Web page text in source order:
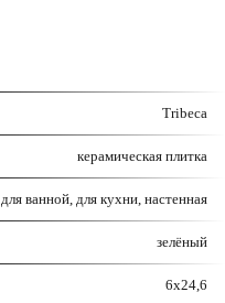
Tribeca
керамическая плитка
для ванной, для кухни, настенная
зелёный
6x24,6